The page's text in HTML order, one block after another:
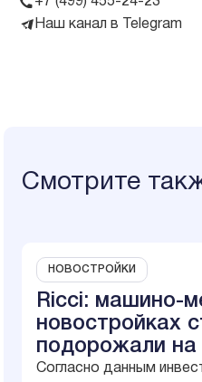
Наш канал в Telegram
Смотрите
НОВОСТРОЙКИ
Ricci: машино-
новостройках
подорожали на
Согласно данным